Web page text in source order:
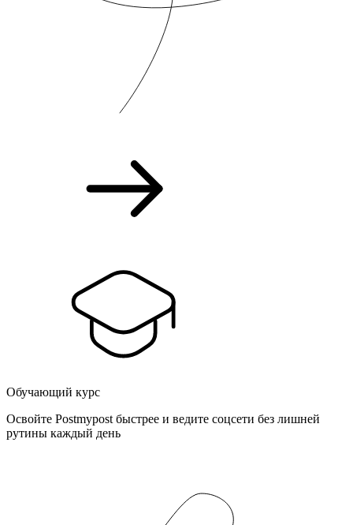
Обучающий курс
Освойте Postmypost быстрее и ведите соцсети без лишней
рутины каждый день